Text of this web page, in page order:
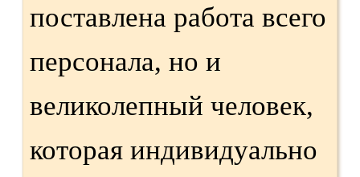
поставлена работа всего
персонала, но и
великолепный человек,
которая индивидуально